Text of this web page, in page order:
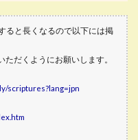
ると長くなるので以下には掲
だくようにお願いします。
scriptures?lang=jpn